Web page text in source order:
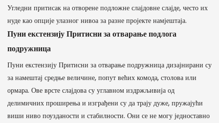
Угледни притисак на отворене подложне слајдовне слајде, често их
нуде као опције улазног нивоа за разне пројекте намјештаја.
Пуни екстензију Притисни за отварање подлога
подружница
Пуни екстензију Притисни за отварање подружница дизајнирани су
за намештај средње величине, попут већих комода, столова или
ормара. Ове врсте слајдова су углавном издржљивија од
делимичних проширења и изграђени су да трају дуже, пружајући
виши ниво поузданости и стабилности. Они се не могу једноставно